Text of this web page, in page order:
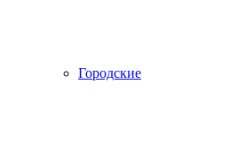
Городские